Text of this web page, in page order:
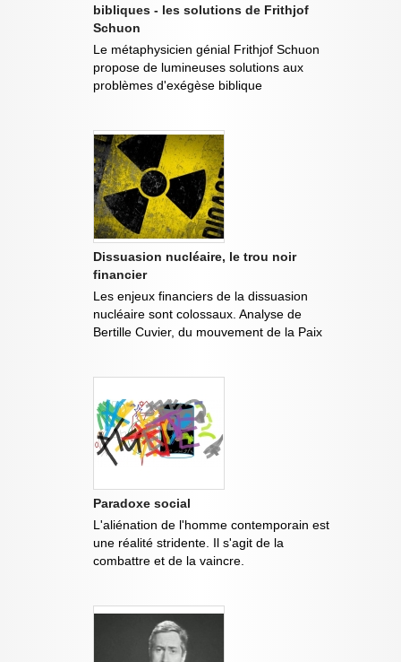
bibliques - les solutions de Frithjof
Schuon
Le métaphysicien génial Frithjof Schuon
propose de lumineuses solutions aux
problèmes d'exégèse biblique
Dissuasion nucléaire, le trou noir
financier
Les enjeux financiers de la dissuasion
nucléaire sont colossaux. Analyse de
Bertille Cuvier, du mouvement de la Paix
Paradoxe social
L'aliénation de l'homme contemporain est
une réalité stridente. Il s'agit de la
combattre et de la vaincre.